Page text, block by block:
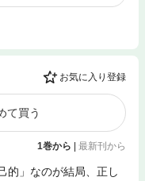
お気に入り登録
て買う
1巻から 最新刊から
的」なのが結局、正し